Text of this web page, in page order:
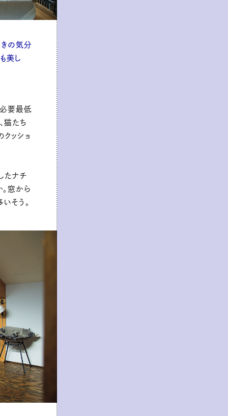
きの気分
美し
必要最低
猫たち
ッショ
たナチ
窓から
そう。